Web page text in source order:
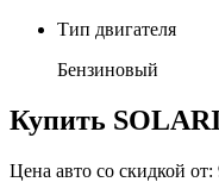
Тип двигателя
Бензиновый
Купить
Цена авто со скидкой от: